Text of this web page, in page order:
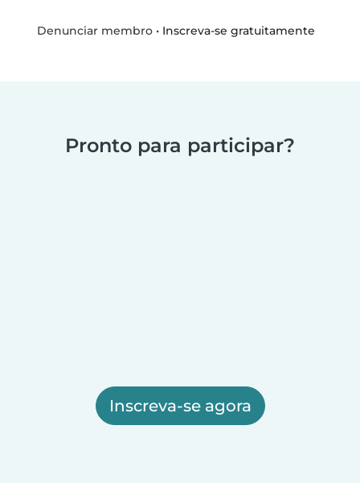
Denunciar membro• Inscreva-se gratuitamente
Pronto para participar?
Inscreva-se agora